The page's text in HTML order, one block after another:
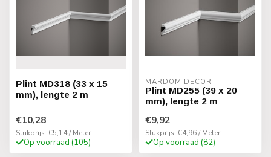
Plint MD318 (33 x 15
mm), lengte 2 m
€10,28
Stukprijs: €5,14 / Meter
Op voorraad (105)
MARDOM DECOR
Plint MD255 (39 x 20
mm), lengte 2 m
€9,92
Stukprijs: €4,96 / Meter
Op voorraad (82)